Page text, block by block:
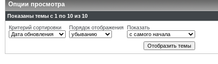
Опции просмотра
Показаны темы с 1 по 10 из 10
Критерий сортировки
Порядок отображения Показать